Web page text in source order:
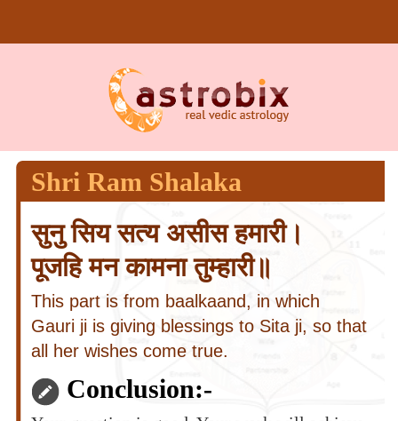
Shri Ram Shalaka
सुनु सिय सत्य असीस हमारी।
पूजहि मन कामना तुम्हारी॥
This part is from baalkaand, in which
Gauri ji is giving blessings to Sita ji, so that
all her wishes come true.
Conclusion:-